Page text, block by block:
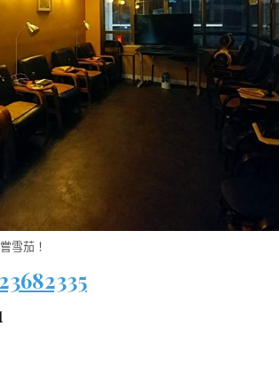
雪茄！
23682335